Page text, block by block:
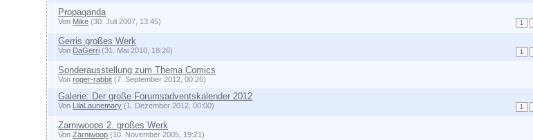
Propaganda
1
Von Mike (30. Juli 2007, 13:45)
Gerris großes Werk
1
Von DaGerri (31. Mai 2010, 18:26)
Sonderausstellung zum Thema Comics
Vonroger-rabbit (7. September 2012, 00:26)
Galerie: Der große Forumsadventskalender 2012
1
Von LilaLaunemary (1. Dezember 2012, 00:00)
Zarniwoops 2. großes Werk
VonZarniwoop (10. November 2005, 19:21)